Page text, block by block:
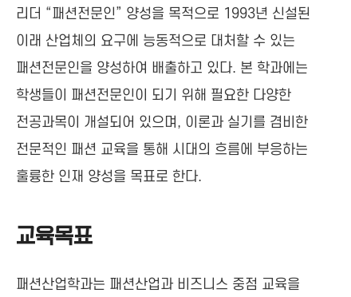
리더 “패션전문인” 양성을 목적으로 1993년 신설된
이래 산업체의 요구에 능동적으로 대처할 수 있는
패션전문인을 양성하여 배출하고 있다. 본 학과에는
학생들이 패션전문인이 되기 위해 필요한 다양한
전공과목이 개설되어 있으며, 이론과 실기를 겸비한
전문적인 패션 교육을 통해 시대의 흐름에 부응하는
훌륭한 인재 양성을 목표로 한다.
교육목표
패션산업학과는 패션산업과 비즈니스 중점 교육을